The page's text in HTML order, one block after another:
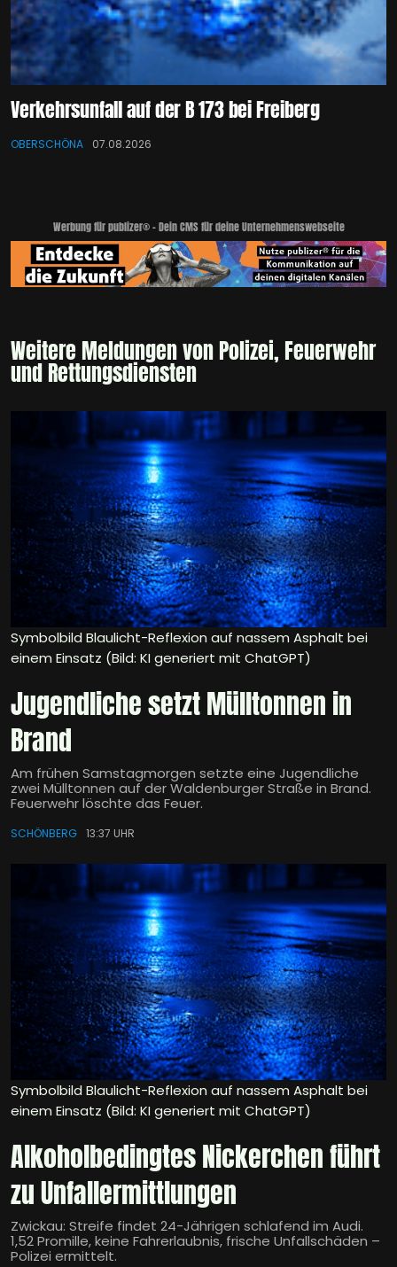
Verkehrsunfall auf der B 173 bei Freiberg
OBERSCHÖNA 07.08.2026
Werbung für publizer® - Dein CMS für deine Unternehmenswebseite
Weitere Meldungen von Polizei, Feuerwehr
und Rettungsdiensten
Symbolbild Blaulicht-Reflexion auf nassem Asphalt bei
einem Einsatz (Bild: KI generiert mit ChatGPT)
Jugendliche setzt Mülltonnen in
Brand
Am frühen Samstagmorgen setzte eine Jugendliche
zwei Mülltonnen auf der Waldenburger Straße in Brand.
Feuerwehr löschte das Feuer.
SCHÖNBERG 13:37 UHR
Symbolbild Blaulicht-Reflexion auf nassem Asphalt bei
einem Einsatz (Bild: KI generiert mit ChatGPT)
Alkoholbedingtes Nickerchen führt
zu Unfallermittlungen
Zwickau: Streife findet 24-Jährigen schlafend im Audi.
1,52 Promille, keine Fahrerlaubnis, frische Unfallschäden –
Polizei ermittelt.